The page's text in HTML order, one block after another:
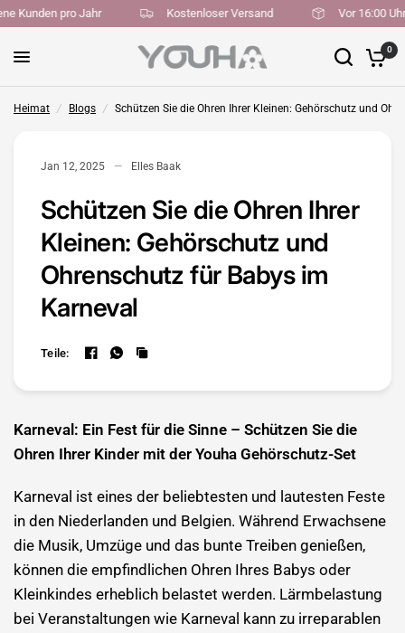
Kunden pro Jahr Kostenloser Versand Vor 16:00
0
Heimat / Blogs / Schützen Sie die Ohren Ihrer Kleinen: Gehörschutz und
Jan 12, 2025 Elles Baak
Schützen Sie die Ohren Ihrer
Kleinen: Gehörschutz und
Ohrenschutz für Babys im
Karneval
Teile:
Karneval: Ein Fest für die Sinne – Schützen Sie die
Ohren Ihrer Kinder mit der Youha Gehörschutz-Set
Karneval ist eines der beliebtesten und lautesten Feste
in den Niederlanden und Belgien. Während Erwachsene
die Musik, Umzüge und das bunte Treiben genießen,
können die empfindlichen Ohren Ihres Babys oder
Kleinkindes erheblich belastet werden. Lärmbelastung
bei Veranstaltungen wie Karneval kann zu irreparablen